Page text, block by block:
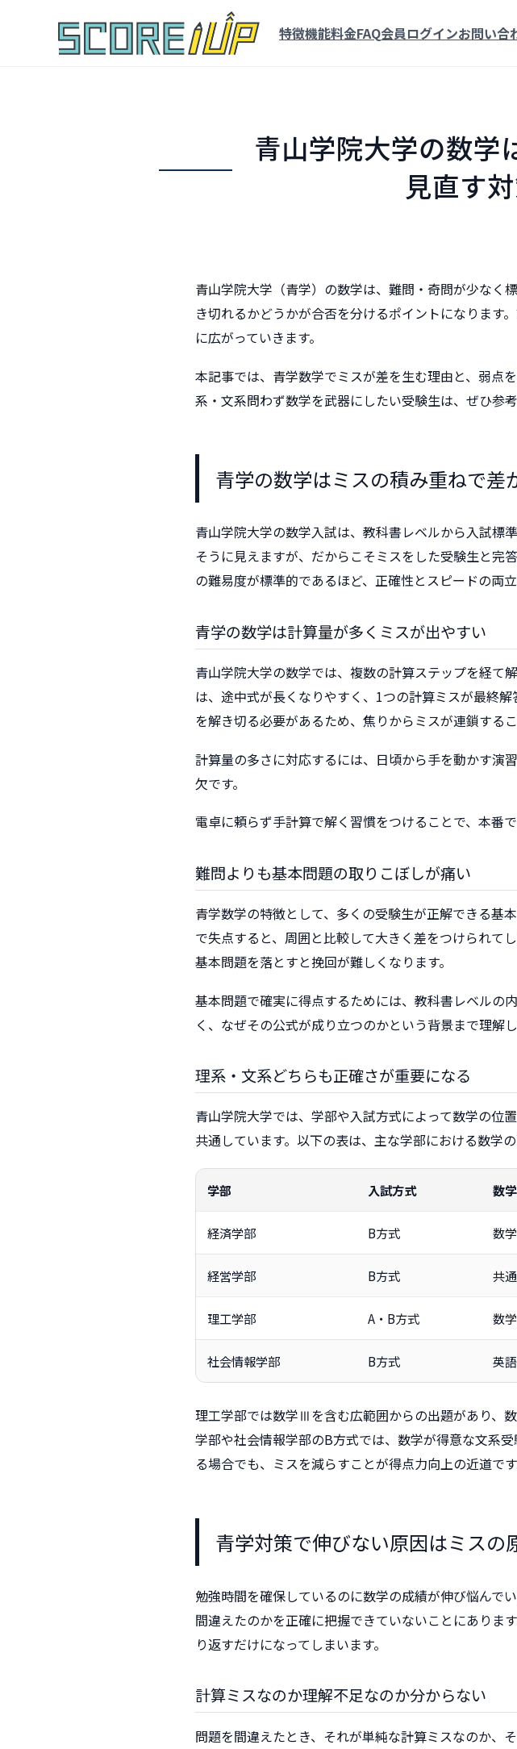
特徴機能料金FAQ会員ログインお問い合
青山学院大学の数学
見直す
青山学院大学（青学）の数学は、難問・奇問が少なく
き切れるかどうかが合否を分けるポイントになります
に広がっていきます。
本記事では、青学数学でミスが差を生む理由と、弱点
系・文系問わず数学を武器にしたい受験生は、ぜひ参
青学の数学はミスの積み重ねで差
青山学院大学の数学入試は、教科書レベルから入試標
そうに見えますが、だからこそミスをした受験生と完
の難易度が標準的であるほど、正確性とスピードの両立
青学の数学は計算量が多くミスが出やすい
青山学院大学の数学では、複数の計算ステップを経て
は、途中式が長くなりやすく、1つの計算ミスが最終
を解き切る必要があるため、焦りからミスが連鎖する
計算量の多さに対応するには、日頃から手を動かす演
欠です。
電卓に頼らず手計算で解く習慣をつけることで、本番
難問よりも基本問題の取りこぼしが痛い
青学数学の特徴として、多くの受験生が正解できる基
で失点すると、周囲と比較して大きく差をつけられて
基本問題を落とすと挽回が難しくなります。
基本問題で確実に得点するためには、教科書レベルの
く、なぜその公式が成り立つのかという背景まで理解
理系・文系どちらも正確さが重要になる
青山学院大学では、学部や入試方式によって数学の位
共通しています。以下の表は、主な学部における数学
学部 入試方式 数
経済学部 B方式 数
経営学部 B方式 共
理工学部 A・B方式 数
社会情報学部 B方式 英
理工学部では数学Ⅲを含む広範囲からの出題があり、
学部や社会情報学部のB方式では、数学が得意な文系
る場合でも、ミスを減らすことが得点力向上の近道です
青学対策で伸びない原因はミスの
勉強時間を確保しているのに数学の成績が伸び悩んで
間違えたのかを正確に把握できていないことにありま
り返すだけになってしまいます。
計算ミスなのか理解不足なのか分からない
問題を間違えたとき、それが単純な計算ミスなのか、